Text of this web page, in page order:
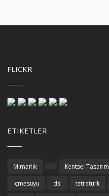
FLICKR
ETIKETLER
Mimarlık Kentsel Tasarım
içmesuyu
dsi tetratürk